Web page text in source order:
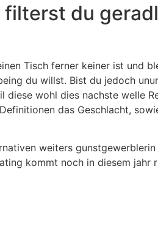
du
Tisch ferner keiner ist und
du willst. Bist du jedoch
wohl dies nachste welle
das Geschlacht,
weiters gunstgewerblerin
kommt noch in diesem jahr